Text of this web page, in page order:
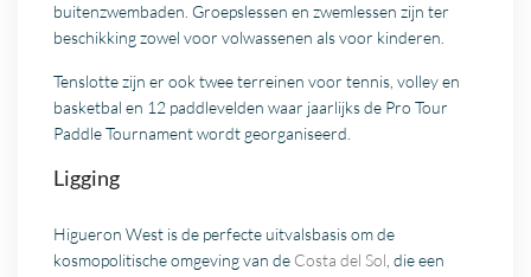
buitenzwembaden. Groepslessen en zwemlessen zijn ter
beschikking zowel voor volwassenen als voor kinderen.
Tenslotte zijn er ook twee terreinen voor tennis, volley en
basketbal en 12 paddlevelden waar jaarlijks de Pro Tour
Paddle Tournament wordt georganiseerd.
Ligging
Higueron West is de perfecte uitvalsbasis om de
kosmopolitische omgeving van de Costa del Sol , die een